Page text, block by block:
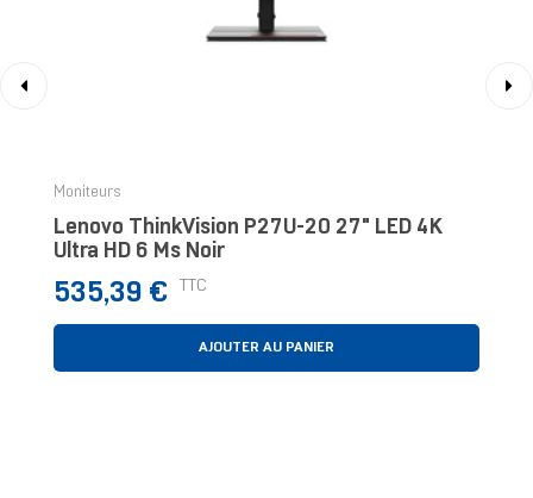
Moniteurs
Lenovo ThinkVision P27U-20 27" LED 4K
Ultra HD 6 Ms Noir
Prix
535,39 € TTC
AJOUTER AU PANIER